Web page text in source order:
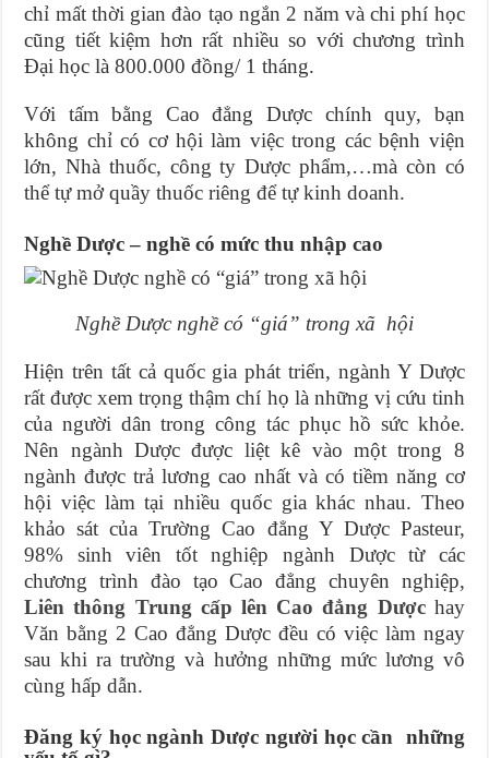
chỉ mất thời gian đào tạo ngắn 2 năm và chi phí học
cũng tiết kiệm hơn rất nhiều so với chương trình
Đại học là 800.000 đồng/ 1 tháng.
Với tấm bằng Cao đẳng Dược chính quy, bạn
không chỉ có cơ hội làm việc trong các bệnh viện
lớn, Nhà thuốc, công ty Dược phẩm,…mà còn có
thể tự mở quầy thuốc riêng để tự kinh doanh.
Nghề Dược – nghề có mức thu nhập cao
Nghề Dược nghề có “giá” trong xã hội
Hiện trên tất cả quốc gia phát triển, ngành Y Dược
rất được xem trọng thậm chí họ là những vị cứu tinh
của người dân trong công tác phục hồ sức khỏe.
Nên ngành Dược được liệt kê vào một trong 8
ngành được trả lương cao nhất và có tiềm năng cơ
hội việc làm tại nhiều quốc gia khác nhau. Theo
khảo sát của Trường Cao đẳng Y Dược Pasteur,
98% sinh viên tốt nghiệp ngành Dược từ các
chương trình đào tạo Cao đẳng chuyên nghiệp,
Liên thông Trung cấp lên Cao đẳng Dược hay
Văn bằng 2 Cao đẳng Dược đều có việc làm ngay
sau khi ra trường và hưởng những mức lương vô
cùng hấp dẫn.
Đăng ký học ngành Dược người học cần những